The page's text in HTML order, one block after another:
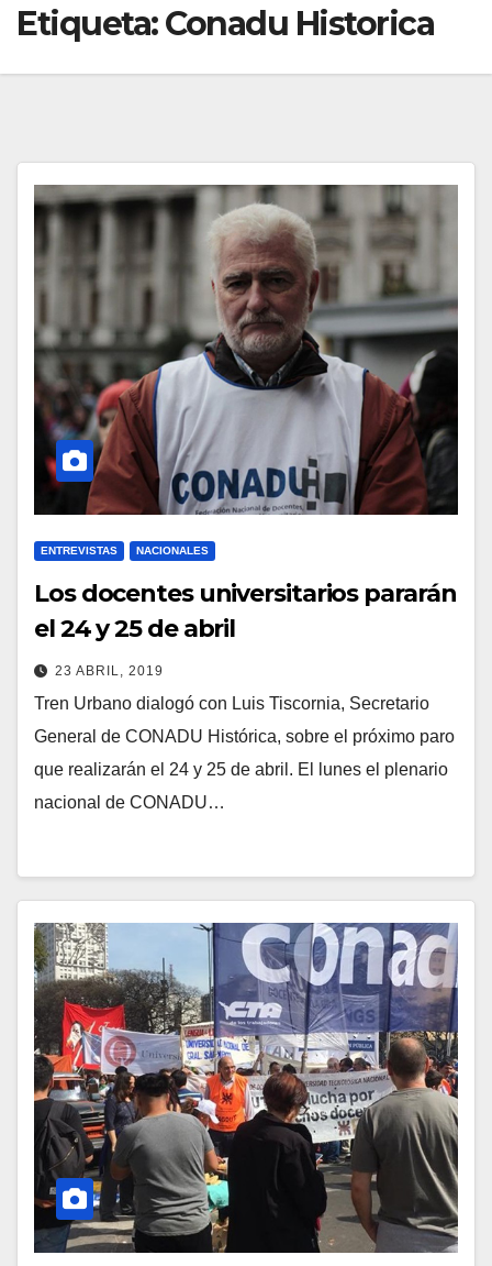
Etiqueta:Conadu Historica
ENTREVISTAS NACIONALES
Los docentes universitarios pararán
el 24 y 25 de abril
23 ABRIL, 2019
Tren Urbano dialogó con Luis Tiscornia, Secretario
General de CONADU Histórica, sobre el próximo paro
que realizarán el 24 y 25 de abril. El lunes el plenario
nacional de CONADU…